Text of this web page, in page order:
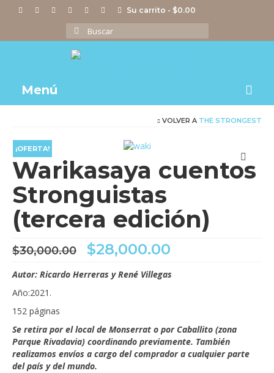
Su carrito - $0.00
Buscar
por:
Menú
Actividades
Imágenes
Videos
Tienda
VOLVER A THE STRONGEST
¡OFERTA!
Warikasaya cuentos
Stronguistas
(tercera edición)
$30,000.00 El
precio
original
era:
$28,000.00
actual
Autor: Ricardo Herreras y René Villegas
Año:2021.
152 páginas
Se retira por el local de Monserrat o por Caballito (zona
Parque Rivadavia) coordinando previamente. También
realizamos envíos a cargo del comprador a cualquier parte
del país y del mundo.